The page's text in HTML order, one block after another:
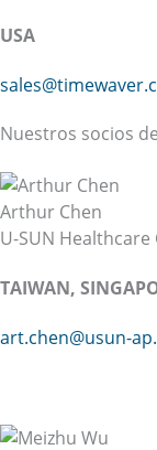
USA
Nuestros socios
Arthur Chen
U-SUN Healthcare
TAIWAN,
art.chen@usun-